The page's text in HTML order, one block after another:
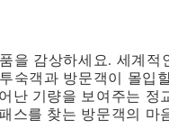
을 감상하세요. 세계적
숙객과 방문객이 몰입
난 기량을 보여주는 정
스를 찾는 방문객의 마